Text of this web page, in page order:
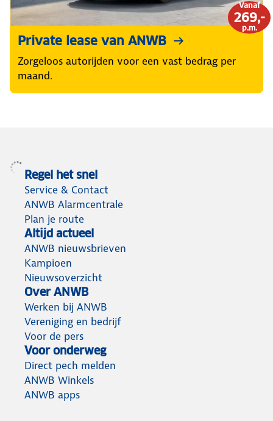
Vanaf
269,-
p.m.
Private lease van ANWB
Zorgeloos autorijden voor een vast bedrag per
maand.
Regel het snel
Service & Contact
ANWB Alarmcentrale
Plan je route
Altijd actueel
ANWB nieuwsbrieven
Kampioen
Nieuwsoverzicht
Over ANWB
Werken bij ANWB
Vereniging en bedrijf
Voor de pers
Voor onderweg
Direct pech melden
ANWB Winkels
ANWB apps